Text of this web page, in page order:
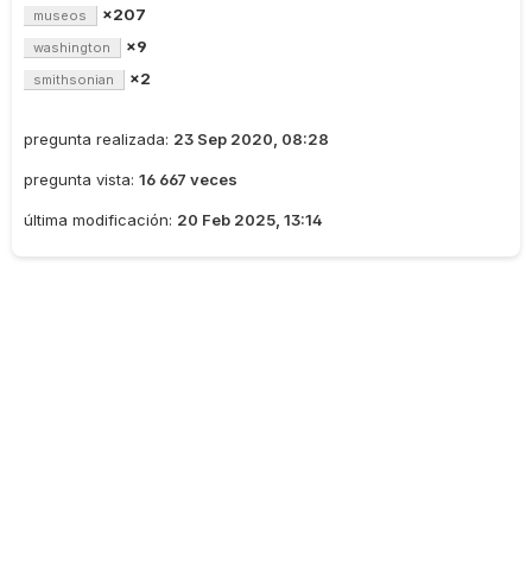
museos ×207
washington ×9
smithsonian ×2
pregunta realizada: 23 Sep 2020, 08:28
pregunta vista: 16 667 veces
última modificación: 20 Feb 2025, 13:14